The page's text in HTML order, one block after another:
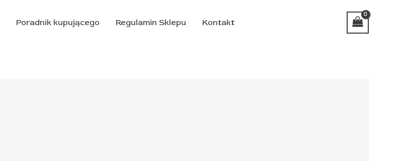
Poradnik kupującego Regulamin Sklepu Kontakt